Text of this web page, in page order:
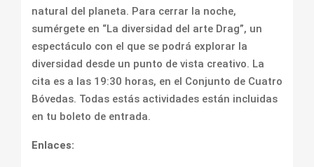
natural del planeta. Para cerrar la noche,
sumérgete en “La diversidad del arte Drag”, un
espectáculo con el que se podrá explorar la
diversidad desde un punto de vista creativo. La
cita es a las 19:30 horas, en el Conjunto de Cuatro
Bóvedas. Todas estás actividades están incluidas
en tu boleto de entrada.
Enlaces: